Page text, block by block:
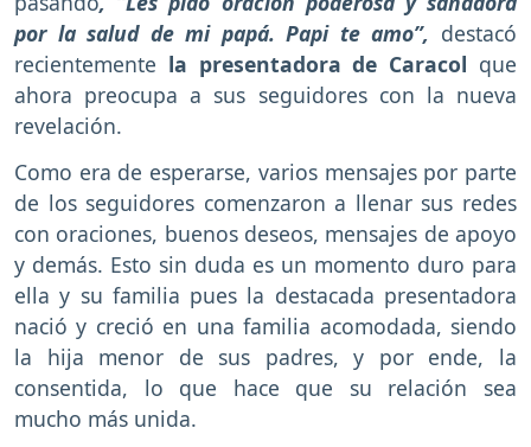
por la salud de mi papá. Papi te amo”, destacó
recientemente la presentadora de Caracol que
ahora preocupa a sus seguidores con la nueva
revelación.
Como era de esperarse, varios mensajes por parte
de los seguidores comenzaron a llenar sus redes
con oraciones, buenos deseos, mensajes de apoyo
y demás. Esto sin duda es un momento duro para
ella y su familia pues la destacada presentadora
nació y creció en una familia acomodada, siendo
la hija menor de sus padres, y por ende, la
consentida, lo que hace que su relación sea
mucho más unida.